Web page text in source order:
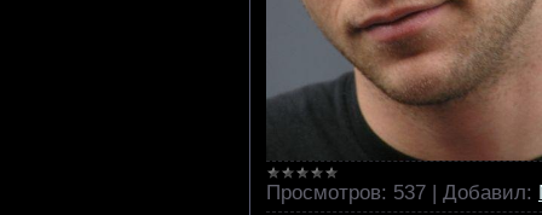
Просмотров: 537 | Добавил: